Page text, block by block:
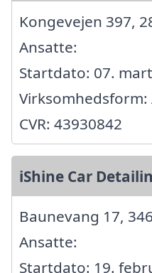
Kongevejen 397,
Ansatte:
Startdato: 07.
Virksomhedsform:
CVR: 43930842
iShine Car
Baunevang 17,
Ansatte:
Startdato: 19.